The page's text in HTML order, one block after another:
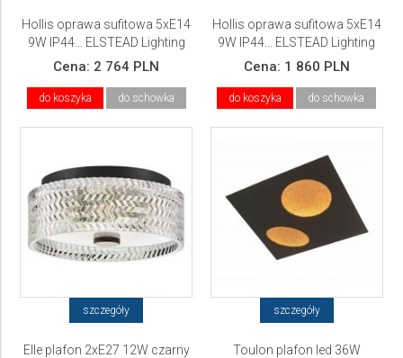
Hollis oprawa sufitowa 5xE14
9W IP44... ELSTEAD Lighting
Cena: 2 764 PLN
do koszyka do schowka
Hollis oprawa sufitowa 5xE14
9W IP44... ELSTEAD Lighting
Cena: 1 860 PLN
do koszyka do schowka
szczegóły
Elle plafon 2xE27 12W czarny
szczegóły
Toulon plafon led 36W